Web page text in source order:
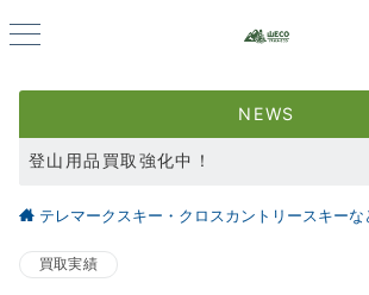
NEWS
登山用品買取強化中！
スキー用品買取強化中！
テレマークスキー・クロスカントリースキーなどスキー用品、アウトドア、キャンプ用
買取実績